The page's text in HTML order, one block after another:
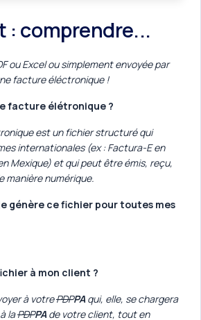
: comprendre...
ou Excel ou simplement envoyée par
facture éléctronique !
facture élétronique ?
est un fichier structuré qui
internationales (ex : Factura-E en
Mexique) et qui peut être émis, reçu,
manière numérique.
génère ce fichier pour toutes mes
à mon client ?
à votrePDPPA qui, elle, se chargera
laPDPPA de votre client, tout en